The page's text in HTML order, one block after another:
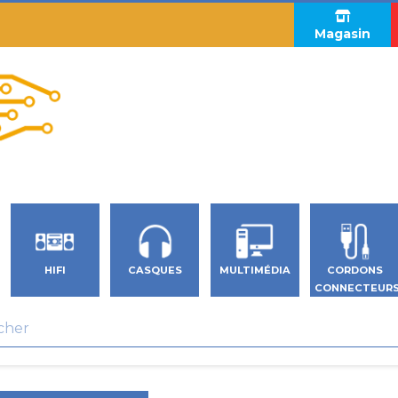
Magasin
HIFI CASQUES MULTIMÉDIA
CORDONS
CONNECTEURS